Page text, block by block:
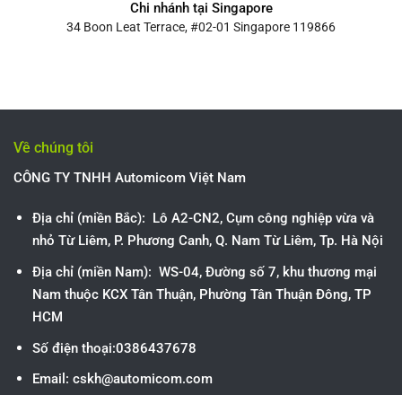
Chi nhánh tại Singapore
34 Boon Leat Terrace, #02-01 Singapore 119866
Về chúng tôi
CÔNG TY TNHH Automicom Việt Nam
Địa chỉ (miền Bắc): Lô A2-CN2, Cụm công nghiệp vừa và
nhỏ Từ Liêm, P. Phương Canh, Q. Nam Từ Liêm, Tp. Hà Nội
Địa chỉ (miền Nam): WS-04, Đường số 7, khu thương mại
Nam thuộc KCX Tân Thuận, Phường Tân Thuận Đông, TP
HCM
Số điện thoại:0386437678
Email: cskh@automicom.com